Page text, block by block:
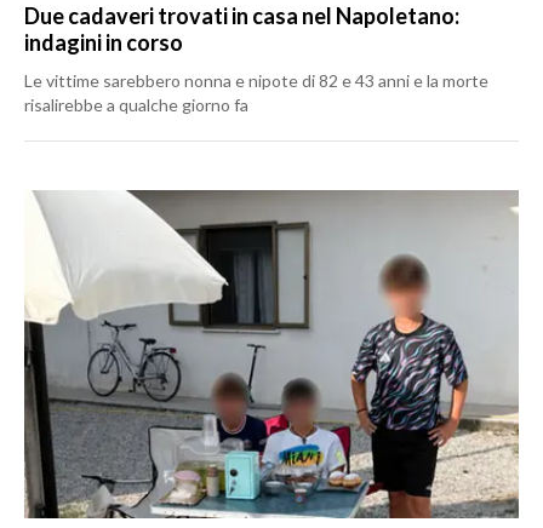
Due cadaveri trovati in casa nel Napoletano:
indagini in corso
Le vittime sarebbero nonna e nipote di 82 e 43 anni e la morte
risalirebbe a qualche giorno fa